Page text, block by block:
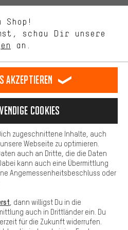
español
ES français
FR
Community Affiliateprogramm
Allgemeine Geschäftsbedingungen
zur Batterieentsorgung
Kontrast ändern
Euro und exkl. MwSt zuzüglich
für Lieferung nachUSA.
Shop!
schau Dir unsere
an.
unserem Shop suchst und brauchst.
unserer Webseite und
komfortabler. Mit Komfort-Cookies
zu Social Media Plattformen her. So
Inhalte und Informationen zur
hast du die Möglichkeit zusätzliche
dir erleichtern die richtigen Produkte zu
wir eine Chat-Funktion an, damit
beantwortet werden können.
dass Du unsere Webseite
akzeptieren
Cookies
zugeschnittene Inhalte, auch
Webseite zu optimieren.
auch an Dritte, die die Daten
kann auch eine Übermittlung
Angemessenheitsbeschluss oder
, dann willigst Du in die
auch in Drittländer ein. Du
für die Zukunft widerrufen.